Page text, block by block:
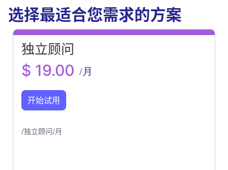
选择最适合您需求的方案
独立顾问
$ 19.00 /月
开始试用
/独立顾问/月